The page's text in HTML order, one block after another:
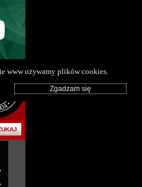
www używamy plików cookies.